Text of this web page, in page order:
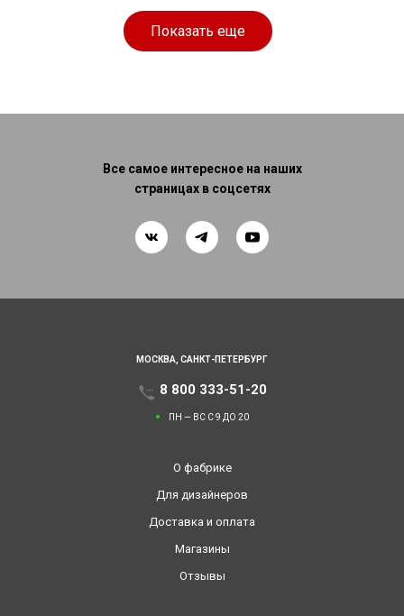
Показать еще
Все самое интересное на наших
страницах в соцсетях
МОСКВА, САНКТ-ПЕТЕРБУРГ
8 800 333-51-20
ПН — ВС С 9 ДО 20
О фабрике
Для дизайнеров
Доставка и оплата
Магазины
Отзывы